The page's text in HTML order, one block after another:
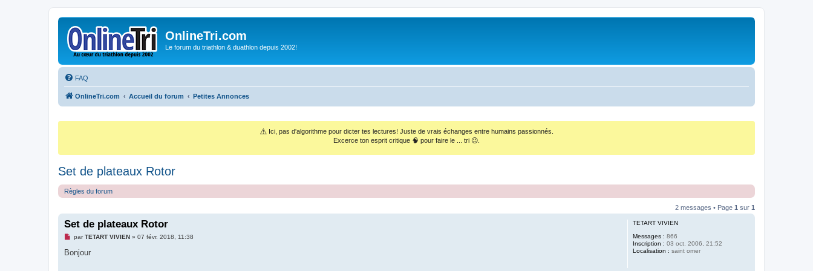
OnlineTri.com
Le forum du triathlon & duathlon depuis 2002!
FAQ
OnlineTri.com Accueil du forum Petites Annonces
⚠️ Ici, pas d'algorithme pour dicter tes lectures! Juste de vrais échanges entre humains passionnés.
Excerce ton esprit critique 🧠 pour faire le ... tri 😉.
Set de plateaux Rotor
Règles du forum
2 messages • Page 1 sur 1
TETART VIVIEN
Messages : 866
Inscription : 03 oct. 2006, 21:52
Localisation : saint omer
Set de plateaux Rotor
M
s
parTETART VIVIEN» 07 févr. 2018, 11:38
Bonjour